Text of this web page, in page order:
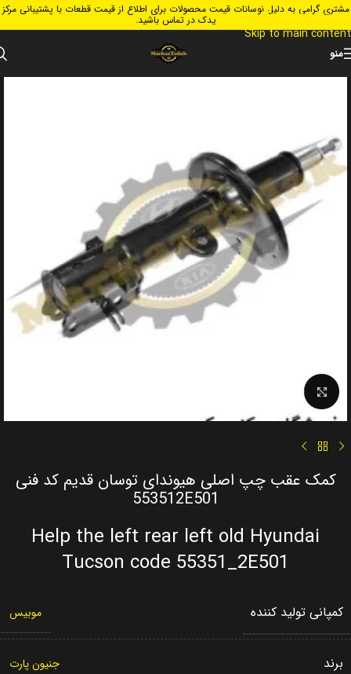
Skip to navigation
Skip to main content
مشتری گرامی به دلیل نوسانات قیمت محصولات برای اطلاع از قیمت قطعات با پشتیبانی مرکز
یدک در تماس باشید.
منو
Click to enlarge
کمک عقب چپ اصلی هیوندای توسان قدیم کد فنی
553512E501
Help the left rear left old Hyundai
Tucson code 55351_2E501
کمپانی تولید کننده موبیس
برند جنیون پارت